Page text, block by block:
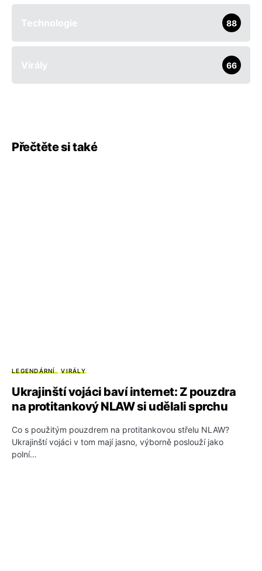
Technologie 88
Virály 66
Přečtěte si také
LEGENDÁRNÍ VIRÁLY
Ukrajinští vojáci baví internet: Z pouzdra
na protitankový NLAW si udělali sprchu
Co s použitým pouzdrem na protitankovou střelu NLAW?
Ukrajinští vojáci v tom mají jasno, výborně poslouží jako
polní…